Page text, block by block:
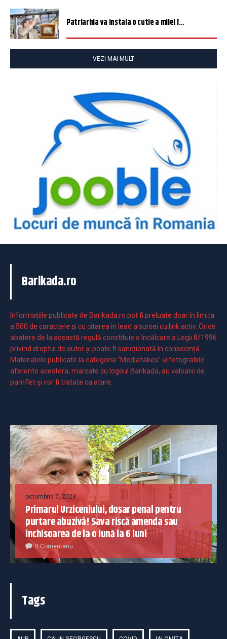
Patriarhia va instala o cutie a milei î...
VEZI MAI MULT
Barikada.ro
Informaţiile publicate de Barikada.ro pot fi preluate doar în limita
a 500 de caractere şi cu citarea în lead a sursei cu link activ. Orice
abatere de la această regulă constituie o încălcare a Legii 8/1996
privind dreptul de autor și poate fi sancționată în consecință.
Materialele publicate la categoria ”Mediafakes” și fotografiile
aferente acestora, marcate cu logoul Barikada, au valoare de
pamflet și vor fi tratate ca atare.
octombrie 7, 2023
Primarul Urziceniului, dosar penal pentru
purtare abuzivă! Sava riscă amenda sau
închisoarea de la o lună la 6 luni
0 Comentariu
Tags